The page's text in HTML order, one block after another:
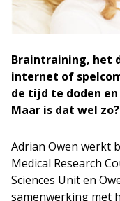
Braintraining, het
internet of
de tijd te doden
Maar is dat wel zo?
Adrian Owen werkt
Medical Research
Sciences Unit en
samenwerking met